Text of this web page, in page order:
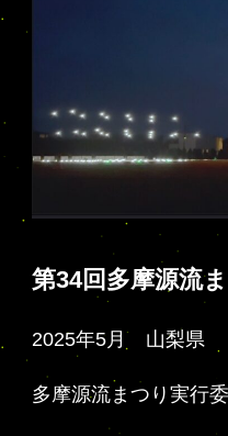
第34回多摩源流
2025年5月 山梨県
多摩源流まつり実行